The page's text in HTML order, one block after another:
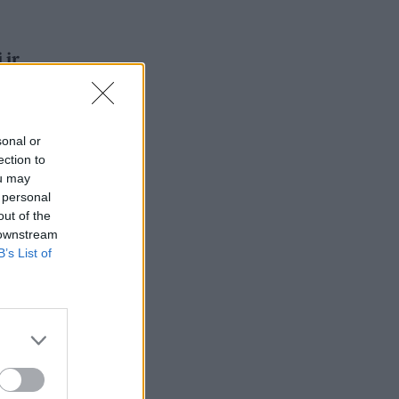
or
to
may
of the
List of
ir